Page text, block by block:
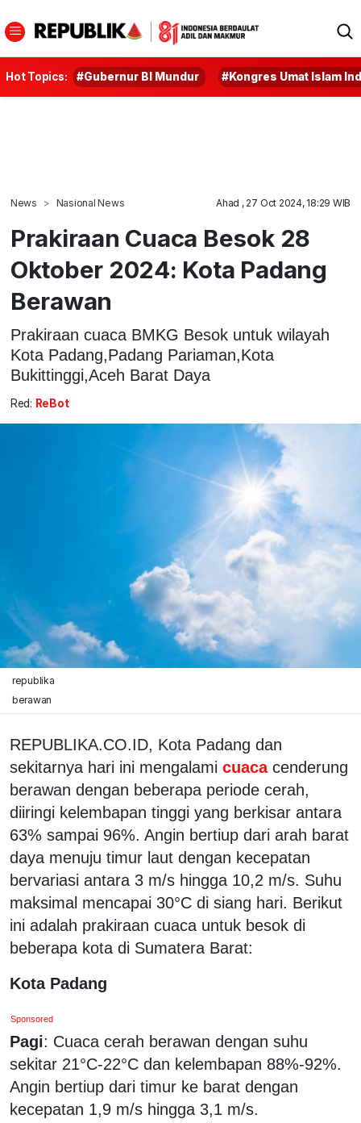
Hot Topics: #Gubernur BI Mundur #Kongres Umat Islam
News Nasional News Ahad , 27 Oct 2024, 18:29 WIB
Prakiraan Cuaca Besok 28
Oktober 2024: Kota Padang
Berawan
Prakiraan cuaca BMKG Besok untuk wilayah
Kota Padang,Padang Pariaman,Kota
Bukittinggi,Aceh Barat Daya
Red: ReBot
republika
berawan
REPUBLIKA.CO.ID, Kota Padang dan
sekitarnya hari ini mengalami cuaca cenderung
berawan dengan beberapa periode cerah,
diiringi kelembapan tinggi yang berkisar antara
63% sampai 96%. Angin bertiup dari arah barat
daya menuju timur laut dengan kecepatan
bervariasi antara 3 m/s hingga 10,2 m/s. Suhu
maksimal mencapai 30°C di siang hari. Berikut
ini adalah prakiraan cuaca untuk besok di
beberapa kota di Sumatera Barat:
Kota Padang
Sponsored
Pagi: Cuaca cerah berawan dengan suhu
sekitar 21°C-22°C dan kelembapan 88%-92%.
Angin bertiup dari timur ke barat dengan
kecepatan 1,9 m/s hingga 3,1 m/s.